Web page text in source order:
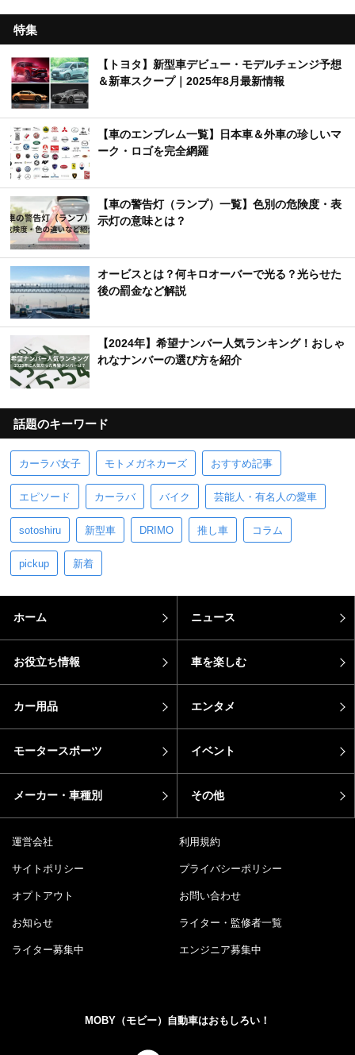
特集
【トヨタ】新型車デビュー・モデルチェンジ予想
＆新車スクープ｜2025年8月最新情報
【車のエンブレム一覧】日本車＆外車の珍しいマ
ーク・ロゴを完全網羅
【車の警告灯（ランプ）一覧】色別の危険度・表
示灯の意味とは？
オービスとは？何キロオーバーで光る？光らせた
後の罰金など解説
【2024年】希望ナンバー人気ランキング！おしゃ
れなナンバーの選び方を紹介
話題のキーワード
カーラバ女子 モトメガネカーズ おすすめ記事
エピソード カーラバ バイク 芸能人・有名人の愛車
sotoshiru 新型車 DRIMO 推し車 コラム
pickup 新着
ホーム ニュース
お役立ち情報 車を楽しむ
カー用品 エンタメ
モータースポーツ イベント
メーカー・車種別 その他
運営会社 利用規約
サイトポリシー プライバシーポリシー
オプトアウト お問い合わせ
お知らせ ライター・監修者一覧
ライター募集中 エンジニア募集中
MOBY（モビー）自動車はおもしろい！